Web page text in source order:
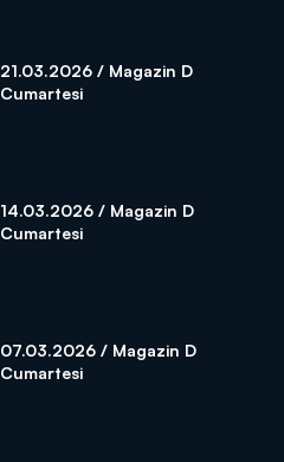
21.03.2026 / Magazin D
Cumartesi
14.03.2026 / Magazin D
Cumartesi
07.03.2026 / Magazin D
Cumartesi